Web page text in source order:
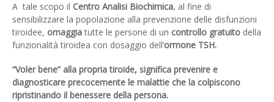
A tale scopo il Centro Analisi Biochimica, al fine di
sensibilizzare la popolazione alla prevenzione delle disfunzioni
tiroidee, omaggiatutte le persone di un controllo gratuito della
funzionalità tiroidea con dosaggio dell’ormone TSH.
“Voler bene” alla propria tiroide, significa prevenire e
diagnosticare precocemente le malattie che la colpiscono
ripristinando il benessere della persona.